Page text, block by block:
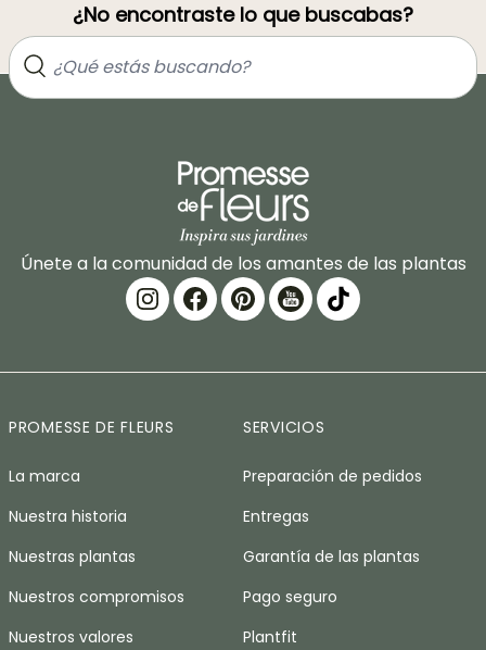
¿No encontraste lo que buscabas?
Únete a la comunidad de los amantes de las plantas
PROMESSE DE FLEURS
La marca
Nuestra historia
Nuestras plantas
Nuestros compromisos
Nuestros valores
SERVICIOS
Preparación de pedidos
Entregas
Garantía de las plantas
Pago seguro
Plantfit